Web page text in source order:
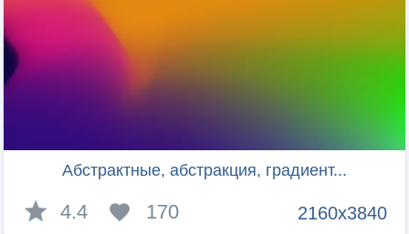
Абстрактные, абстракция, градиент...
2160x3840
4.4 170